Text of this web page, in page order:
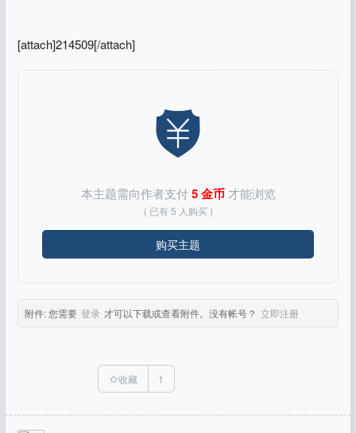
[attach]214509[/attach]
本主题需向作者支付5 金币才能浏览
( 已有 5 人购买 )
购买主题
附件:您需要 登录 才可以下载或查看附件。没有帐号？ 立即注册
收藏 1